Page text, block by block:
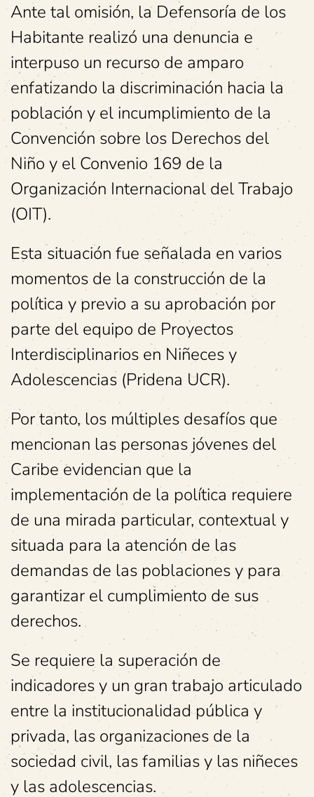
Ante tal omisión, la Defensoría de los
Habitante realizó una denuncia e
interpuso un recurso de amparo
enfatizando la discriminación hacia la
población y el incumplimiento de la
Convención sobre los Derechos del
Niño y el Convenio 169 de la
Organización Internacional del Trabajo
(OIT).
Esta situación fue señalada en varios
momentos de la construcción de la
política y previo a su aprobación por
parte del equipo de Proyectos
Interdisciplinarios en Niñeces y
Adolescencias (Pridena UCR).
Por tanto, los múltiples desafíos que
mencionan las personas jóvenes del
Caribe evidencian que la
implementación de la política requiere
de una mirada particular, contextual y
situada para la atención de las
demandas de las poblaciones y para
garantizar el cumplimiento de sus
derechos.
Se requiere la superación de
indicadores y un gran trabajo articulado
entre la institucionalidad pública y
privada, las organizaciones de la
sociedad civil, las familias y las niñeces
y las adolescencias.